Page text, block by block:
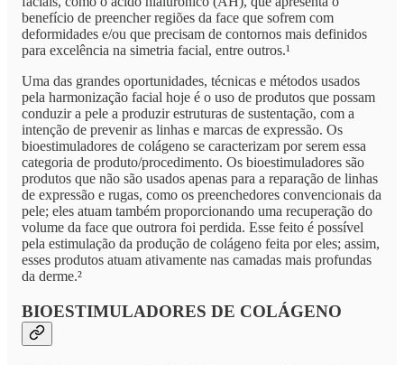
benefício de preencher regiões da face que sofrem com
deformidades e/ou que precisam de contornos mais definidos
para excelência na simetria facial, entre outros.¹
Uma das grandes oportunidades, técnicas e métodos usados
pela harmonização facial hoje é o uso de produtos que possam
conduzir a pele a produzir estruturas de sustentação, com a
intenção de prevenir as linhas e marcas de expressão. Os
bioestimuladores de colágeno se caracterizam por serem essa
categoria de produto/procedimento. Os bioestimuladores são
produtos que não são usados apenas para a reparação de linhas
de expressão e rugas, como os preenchedores convencionais da
pele; eles atuam também proporcionando uma recuperação do
volume da face que outrora foi perdida. Esse feito é possível
pela estimulação da produção de colágeno feita por eles; assim,
esses produtos atuam ativamente nas camadas mais profundas
da derme.²
BIOESTIMULADORES DE COLÁGENO